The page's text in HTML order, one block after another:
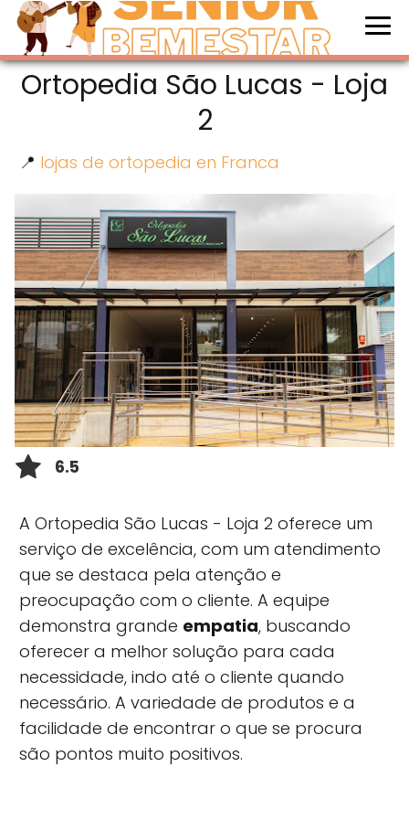
Ortopedia São Lucas - Loja
2
📍 lojas de ortopedia en Franca
6.5
A Ortopedia São Lucas - Loja 2 oferece um
serviço de excelência, com um atendimento
que se destaca pela atenção e
preocupação com o cliente. A equipe
demonstra grande empatia, buscando
oferecer a melhor solução para cada
necessidade, indo até o cliente quando
necessário. A variedade de produtos e a
facilidade de encontrar o que se procura
são pontos muito positivos.